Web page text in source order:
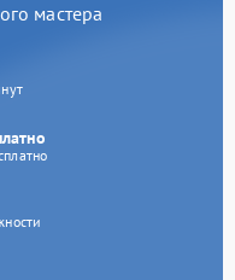
мастера